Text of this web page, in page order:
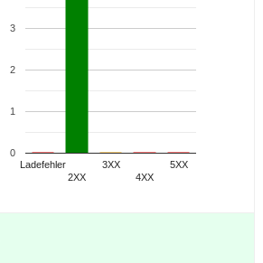
Ladefehler
2XX
3XX
4XX
5XX
0
1
2
3